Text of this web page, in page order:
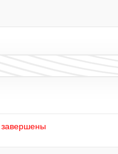
завершены